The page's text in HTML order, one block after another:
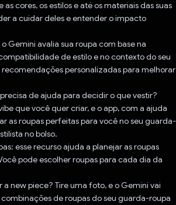
as cores, os estilos e até os materiais das suas
a cuidar deles e entender o impacto
Gemini avalia sua roupa com base na
de estilo e no contexto do seu
personalizadas para melhorar
de ajuda para decidir o que vestir?
que você quer criar, e o app, com a ajuda
as roupas perfeitas para você no seu guarda-
no bolso.
esse recurso ajuda a planejar as roupas
pode escolher roupas para cada dia da
a new piece? Tire uma foto, e o Gemini vai
de roupas do seu guarda-roupa